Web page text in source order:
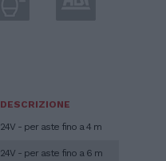
DESCRIZIONE
24V - per aste fino a 4 m
24V - per aste fino a 6 m